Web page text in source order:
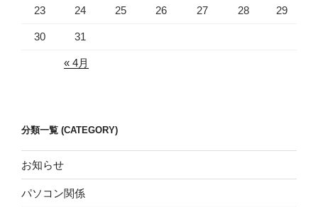
23 24 25 26 27 28 29
30 31
« 4月
分類一覧 (CATEGORY)
お知らせ
パソコン関係